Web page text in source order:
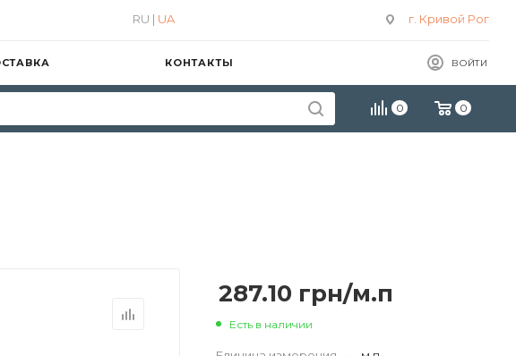
г. Кривой Рог
RU | UA
ВОЙТИ
КОНТАКТЫ
0 0
287.10 грн/м.п
Есть в наличии